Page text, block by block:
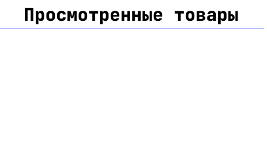
Просмотренные товары